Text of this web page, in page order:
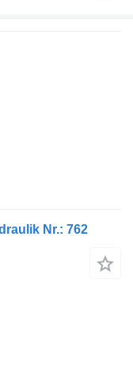
Nr.: 762